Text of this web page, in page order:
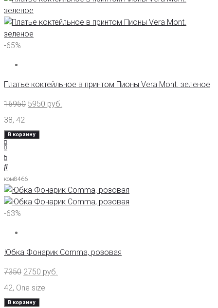
-65%
Платье коктейльное в принтом Пионы Vera Mont. зеленое
16950 5950 руб.
38, 42
В корзину
ком8466
-63%
Юбка Фонарик Comma, розовая
7350 2750 руб.
42, One size
В корзину